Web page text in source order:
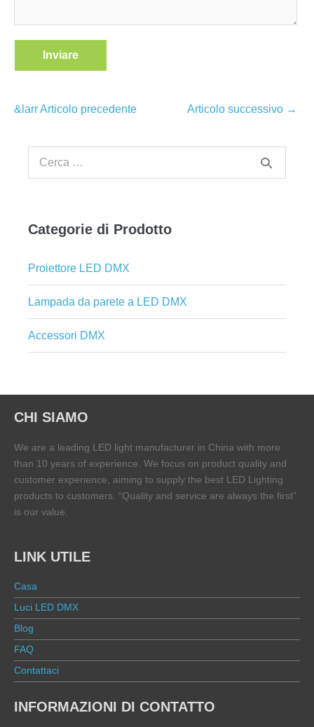
Navigazione
&larr Articolo precedente Articolo successivo →
Cerca
Categorie di Prodotto
Proiettore LED DMX
Lampada da parete a LED DMX
Accessori DMX
CHI SIAMO
We are a leading LED light manufacturer in China with more
than 10 years of experience. We focus on product quality and
customer experience, aiming to supply the best LED Lighting
products to customers. “Quality and service are always the first”
is our value.
LINK UTILE
Casa
Luci LED DMX
Blog
FAQ
Contattaci
INFORMAZIONI DI CONTATTO